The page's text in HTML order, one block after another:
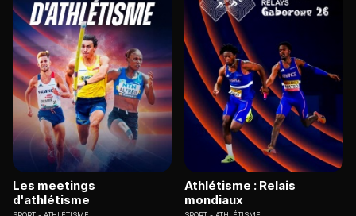
Les meetings
d'athlétisme
Athlétisme : Relais
mondiaux